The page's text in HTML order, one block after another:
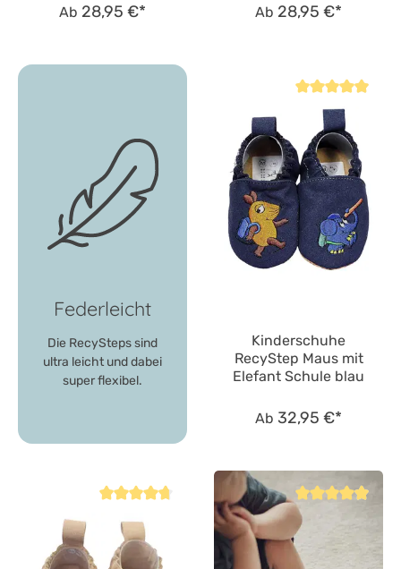
Federleicht
Die RecySteps sind
ultra leicht und dabei
super flexibel.
Ab 28,95 €* Ab 28,95 €*
Kinderschuhe
RecyStep Maus mit
Elefant Schule blau
Ab 32,95 €*
Durchschnittliche Bewertung von 4.8 von 5 Sternen
Durchschnittliche